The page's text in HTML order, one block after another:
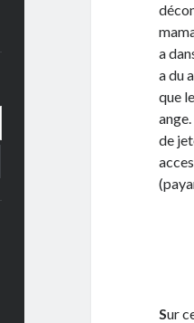
a
a du
que
de
Sur